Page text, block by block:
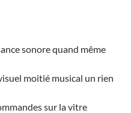
sonore quand même
moitié musical un rien
sur la vitre